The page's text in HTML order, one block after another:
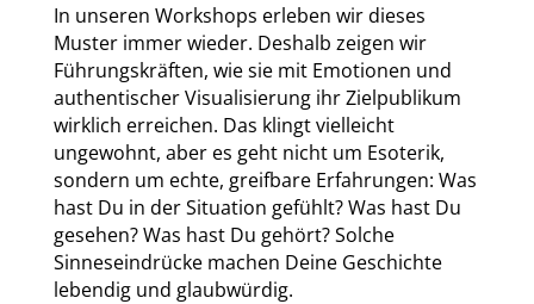
In unseren Workshops erleben wir dieses
Muster immer wieder. Deshalb zeigen wir
Führungskräften, wie sie mit Emotionen und
authentischer Visualisierung ihr Zielpublikum
wirklich erreichen. Das klingt vielleicht
ungewohnt, aber es geht nicht um Esoterik,
sondern um echte, greifbare Erfahrungen: Was
hast Du in der Situation gefühlt? Was hast Du
gesehen? Was hast Du gehört? Solche
Sinneseindrücke machen Deine Geschichte
lebendig und glaubwürdig.